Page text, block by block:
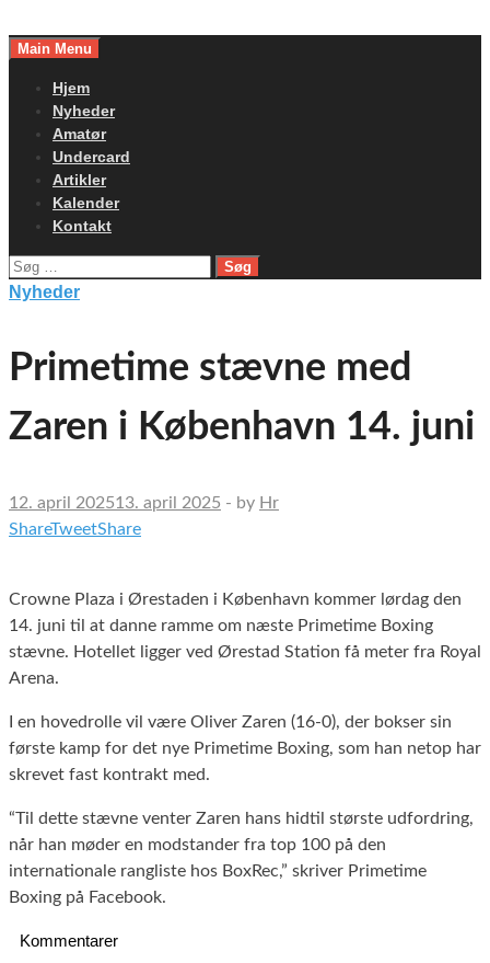
toMain Menu
Hjem
Nyheder
Amatør
Undercard
Artikler
Kalender
Kontakt
Søg
efter:
Nyheder
Primetime stævne med
Zaren i København 14. juni
12. april 202513. april 2025 - by Hr
ShareTweetShare
Crowne Plaza i Ørestaden i København kommer lørdag den
14. juni til at danne ramme om næste Primetime Boxing
stævne. Hotellet ligger ved Ørestad Station få meter fra Royal
Arena.
I en hovedrolle vil være Oliver Zaren (16-0), der bokser sin
første kamp for det nye Primetime Boxing, som han netop har
skrevet fast kontrakt med.
“Til dette stævne venter Zaren hans hidtil største udfordring,
når han møder en modstander fra top 100 på den
internationale rangliste hos BoxRec,” skriver Primetime
Boxing på Facebook.
Kommentarer